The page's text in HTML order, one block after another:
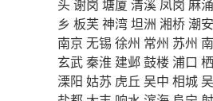
头谢岗 塘厦 清溪 凤岗 麻涌
乡 板芙 神湾坦洲 湘桥潮安
南京 无锡 徐州 常州 苏州
玄武秦淮 建邺鼓楼 浦口
溧阳 姑苏 虎丘 吴中 相城